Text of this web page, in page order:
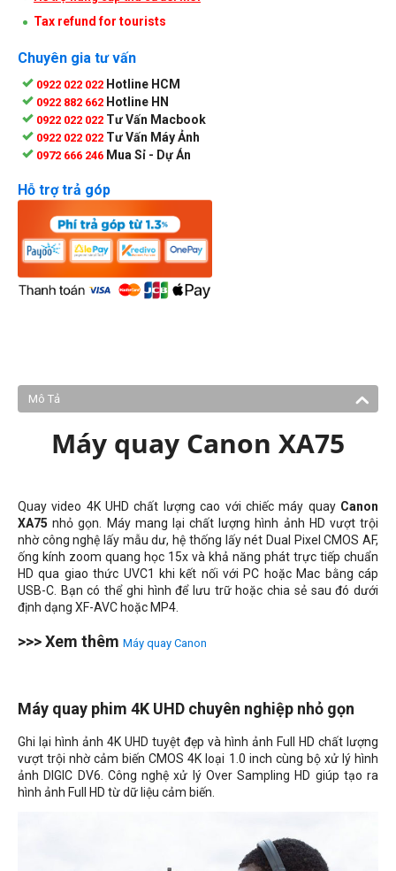
Tax refund for tourists
Chuyên gia tư vấn
0922 022 022 Hotline HCM
0922 882 662 Hotline HN
0922 022 022 Tư Vấn Macbook
0922 022 022 Tư Vấn Máy Ảnh
0972 666 246 Mua Sỉ - Dự Án
Hỗ trợ trả góp
Mô Tả
Máy quay Canon XA75
Quay video 4K UHD chất lượng cao với chiếc máy quay Canon
XA75 nhỏ gọn. Máy mang lại chất lượng hình ảnh HD vượt trội
nhờ công nghệ lấy mẫu dư, hệ thống lấy nét Dual Pixel CMOS AF,
ống kính zoom quang học 15x và khả năng phát trực tiếp chuẩn
HD qua giao thức UVC1 khi kết nối với PC hoặc Mac bằng cáp
USB-C. Bạn có thể ghi hình để lưu trữ hoặc chia sẻ sau đó dưới
định dạng XF-AVC hoặc MP4.
>>> Xem thêm Máy quay Canon
Máy quay phim 4K UHD chuyên nghiệp nhỏ gọn
Ghi lại hình ảnh 4K UHD tuyệt đẹp và hình ảnh Full HD chất lượng
vượt trội nhờ cảm biến CMOS 4K loại 1.0 inch cùng bộ xử lý hình
ảnh DIGIC DV6. Công nghệ xử lý Over Sampling HD giúp tạo ra
hình ảnh Full HD từ dữ liệu cảm biến.